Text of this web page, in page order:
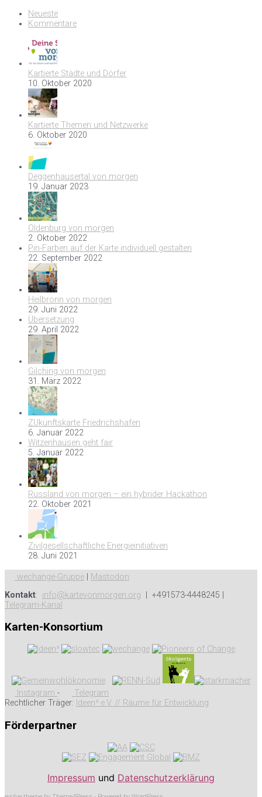
Neueste
Kommentare
Kartierte Städte und Dörfer
10. Oktober 2020
Kartierte Themen und Netzwerke
6. Oktober 2020
Deggenhausertal von morgen
19. Januar 2023
Oldenburg von morgen
2. Oktober 2022
Pin-Farben auf der Karte individuell gestalten
22. September 2022
Heilbronn von morgen
29. Juni 2022
Übersetzung
29. April 2022
Gilching von morgen
31. März 2022
ZUkunftskarte Friedrichshafen
6. Januar 2022
Witzenhausen geht fair
5. Januar 2022
Russland von morgen – ein hybrider Hackathon
22. Oktober 2021
Zivilgesellschaftliche Energieinitiativen
28. Juni 2021
wechange-Gruppe
Mastodon
Kontakt: info@kartevonmorgen.org | +491573-4448245 |
Telegram-Kanal
Karten-Konsortium
Instagram -
Telegram
Rechtlicher Träger: Ideen³ e.V. // Räume für Entwicklung
Förderpartner
Impressum und Datenschutzerklärung